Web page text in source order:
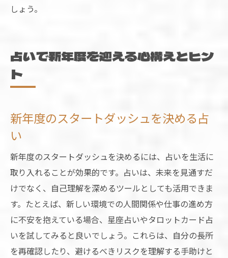
しょう。
占いで新年度を迎える心構えとヒン
ト
新年度のスタートダッシュを決める占
い
新年度のスタートダッシュを決めるには、占いを生活に
取り入れることが効果的です。占いは、未来を見通すだ
けでなく、自己理解を深めるツールとしても活用できま
す。たとえば、新しい環境での人間関係や仕事の進め方
に不安を抱えている場合、星座占いやタロットカード占
いを試してみると良いでしょう。これらは、自分の長所
を再確認したり、避けるべきリスクを理解する手助けと